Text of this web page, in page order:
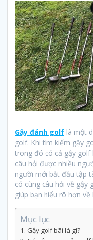
Gậy đánh golf là một
golf. Khi tìm kiếm gậy
trong đó có cả gậy golf
câu hỏi được nhiều
người mới bắt đầu tập
có cùng câu hỏi về gậy
giúp bạn hiểu rõ hơn về
Mục lục
Gậy golf bãi là gì?